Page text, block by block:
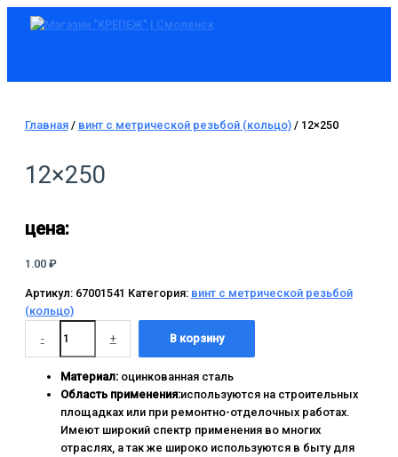
Перейти Главное
Главная/ винт c метрической резьбой (кольцо)/ 12×250
12×250
цена:
1.00 ₽
Артикул: 67001541 Категория: винт c метрической резьбой
(кольцо)
-
Количество
товара
+ В корзину
Материал:оцинкованная сталь
Область применения:используются на строительных
площадках или при ремонтно-отделочных работах.
Имеют широкий спектр применения во многих
отраслях, а так же широко используются в быту для